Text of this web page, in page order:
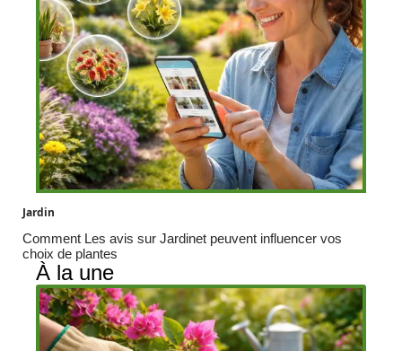
Jardin
Comment Les avis sur Jardinet peuvent influencer vos
choix de plantes
À la une